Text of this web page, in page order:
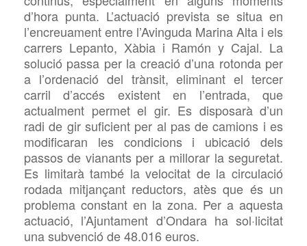
d’hora punta. L’actuació prevista se situa en
l’encreuament entre l’Avinguda Marina Alta i els
carrers Lepanto, Xàbia i Ramón y Cajal. La
solució passa per la creació d’una rotonda per
a l’ordenació del trànsit, eliminant el tercer
carril d’accés existent en l’entrada, que
actualment permet el gir. Es disposarà d’un
radi de gir suficient per al pas de camions i es
modificaran les condicions i ubicació dels
passos de vianants per a millorar la seguretat.
Es limitarà també la velocitat de la circulació
rodada mitjançant reductors, atès que és un
problema constant en la zona. Per a aquesta
actuació, l’Ajuntament d’Ondara ha sol·licitat
una subvenció de 48.016 euros.